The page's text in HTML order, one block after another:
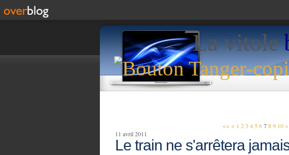
La vitole
<< < 1 2 3 4 5 6 7 8 9 10 >
11 avril 2011
Le train ne s'arrêtera